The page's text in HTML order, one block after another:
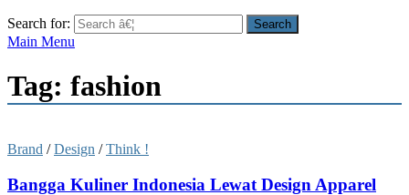
Search for:
Main Menu
Tag: fashion
Brand /Design /Think !
Bangga Kuliner Indonesia Lewat Design Apparel